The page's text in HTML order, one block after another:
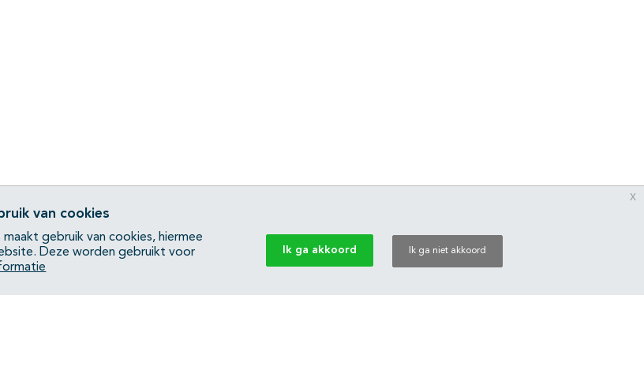
van cookies
gebruik van cookies, hiermee
Deze worden gebruikt voor
Ik ga akkoord Ik ga niet akkoord
x